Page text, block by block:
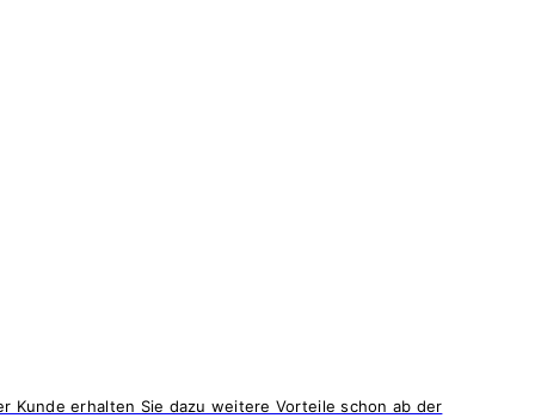
Kunde erhalten Sie dazu weitere Vorteile schon ab der